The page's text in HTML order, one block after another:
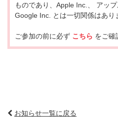
ものであり、Apple Inc.、 アップ
Google Inc. とは一切関係はあり
ご参加の前に必ず こちら をご確
お知らせ一覧に戻る